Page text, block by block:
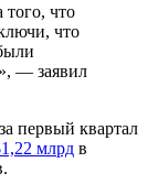
того, что
что
— заявил
первый квартал
млрд в